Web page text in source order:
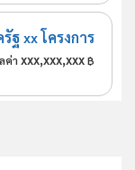
ฐ xx โครงการ
ค่า xxx,xxx,xxx ฿